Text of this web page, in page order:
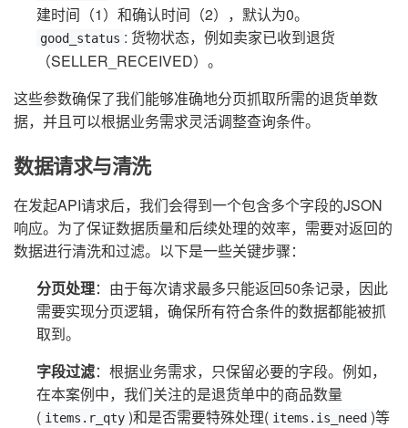
建时间（1）和确认时间（2），默认为0。
good_status : 货物状态，例如卖家已收到退货
（SELLER_RECEIVED）。
这些参数确保了我们能够准确地分页抓取所需的退货单数
据，并且可以根据业务需求灵活调整查询条件。
数据请求与清洗
在发起API请求后，我们会得到一个包含多个字段的JSON
响应。为了保证数据质量和后续处理的效率，需要对返回的
数据进行清洗和过滤。以下是一些关键步骤：
分页处理：由于每次请求最多只能返回50条记录，因此
需要实现分页逻辑，确保所有符合条件的数据都能被抓
取到。
字段过滤：根据业务需求，只保留必要的字段。例如，
在本案例中，我们关注的是退货单中的商品数量
( items.r_qty )和是否需要特殊处理( items.is_need )等